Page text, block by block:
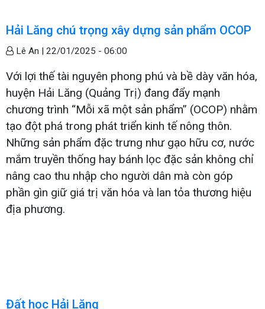
Hải Lăng chú trọng xây dựng sản phẩm OCOP
Lê An | 22/01/2025 - 06:00
Với lợi thế tài nguyên phong phú và bề dày văn hóa,
huyện Hải Lăng (Quảng Trị) đang đẩy mạnh
chương trình “Mỗi xã một sản phẩm” (OCOP) nhằm
tạo đột phá trong phát triển kinh tế nông thôn.
Những sản phẩm đặc trưng như gạo hữu cơ, nước
mắm truyền thống hay bánh lọc đặc sản không chỉ
nâng cao thu nhập cho người dân mà còn góp
phần gìn giữ giá trị văn hóa và lan tỏa thương hiệu
địa phương.
Đất học Hải Lăng